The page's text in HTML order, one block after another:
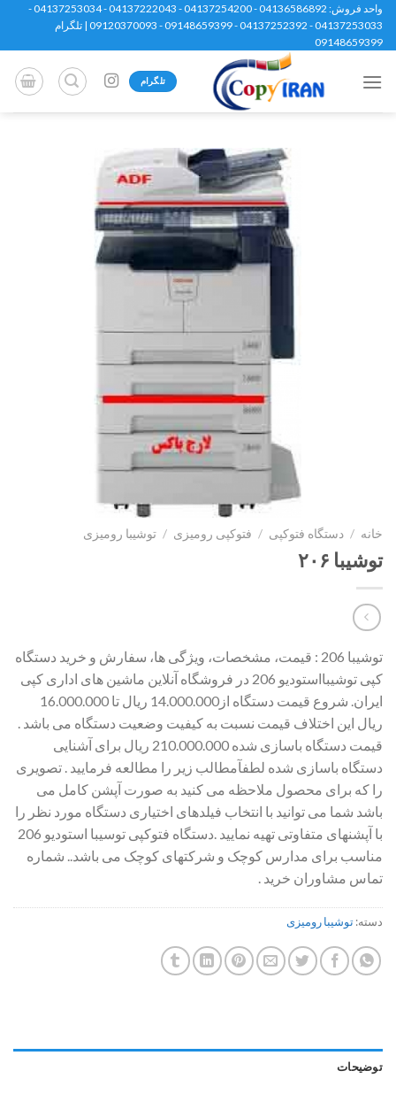
Skip
content
واحد فروش: 04136586892 - 04137254200 - 04137222043 - 04137253034 -
04137253033 - 04137252392 - 09148659399 - 09120370093 | تلگرام
09148659399
تلگرام
خانه / دستگاه فتوکپی / فتوکپی رومیزی / توشیبا رومیزی
توشیبا ۲۰۶
توشیبا 206 : قیمت، مشخصات، ویژگی ها، سفارش و خرید دستگاه
کپی توشیبااستودیو 206 در فروشگاه آنلاین ماشین های اداری کپی
ایران. شروع قیمت دستگاه از14.000.000 ریال تا 16.000.000
ریال این اختلاف قیمت نسبت به کیفیت وضعیت دستگاه می باشد .
قیمت دستگاه باسازی شده 210.000.000 ریال برای آشنایی
دستگاه باسازی شده لطفآمطالب زیر را مطالعه فرمایید . تصویری
را که برای محصول ملاحظه می کنید به صورت آپشن کامل می
باشد شما می توانید با انتخاب فیلدهای اختیاری دستگاه مورد نظر را
با آپشنهای متفاوتی تهیه نمایید .دستگاه فتوکپی توسیبا استودیو 206
مناسب برای مدارس کوچک و شرکتهای کوچک می باشد.. شماره
تماس مشاوران خرید .
دسته:توشیبا رومیزی
توضیحات